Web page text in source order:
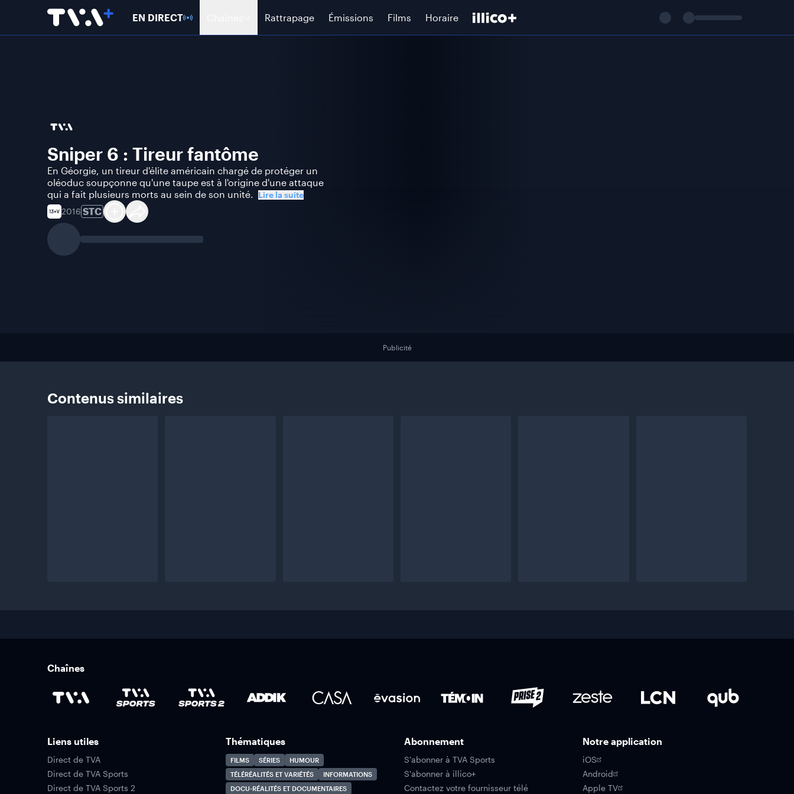
EN DIRECT Rattrapage Émissions Films Horaire
Sniper 6 : Tireur fantôme
En Géorgie, un tireur d'élite américain chargé de protéger un
oléoduc soupçonne qu'une taupe est à l'origine d'une attaque
qui a fait plusieurs morts au sein de son unité. Lire la suite
2016 STC
Publicité
Contenussimilaires
Chaînes
Liens utiles
Direct de TVA
Direct de TVA Sports
Direct de TVA Sports 2
Thématiques
FILMS SÉRIES
HUMOUR
TÉLÉRÉALITÉS ET VARIÉTÉS
INFORMATIONS
DOCU-RÉALITÉS ET DOCUMENTAIRES
Abonnement
S'abonner à TVA Sports
S'abonner à illico+
Contactez votre fournisseur télé
Notre application
iOS
Android
Apple TV